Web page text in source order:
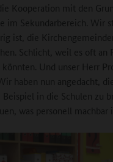
Kooperation mit den
im Sekundarbereich. Wir
ist, die
Schlicht, weil es oft an
Und unser Herr
haben nun angedacht,
in die Schulen zu
was personell machbar